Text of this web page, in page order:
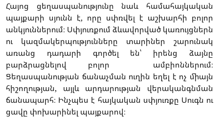
Հայոց ցեղասպանությունը նաև համահայկական
պայքարի սյունն է, որը սփռվել է աշխարհի բոլոր
անկյուններում։ Սփյուռքում ձևավորված կառույցներն
ու կազմակերպությունները տարիներ շարունակ
առանց դադարի գործել են՝ իրենց ձայնը
բարձրացնելով բոլոր ամբիոններում։
Ցեղասպանության ճանաչման ուղին եղել է ոչ միայն
հիշողության, այլև արդարության վերականգնման
ճանապարհ։ Ինչպես է հայկական սփյուռքը Սուգն ու
ցավը փոխարինել պայքարով։